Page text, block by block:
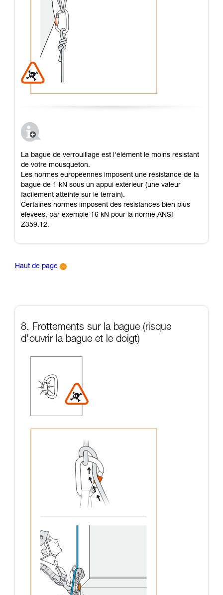
La bague de verrouillage est l'élément le moins résistant
de votre mousqueton.
Les normes européennes imposent une résistance de la
bague de 1 kN sous un appui extérieur (une valeur
facilement atteinte sur le terrain).
Certaines normes imposent des résistances bien plus
élevées, par exemple 16 kN pour la norme ANSI
Z359.12.
Haut de page
8. Frottements sur la bague (risque
d'ouvrir la bague et le doigt)